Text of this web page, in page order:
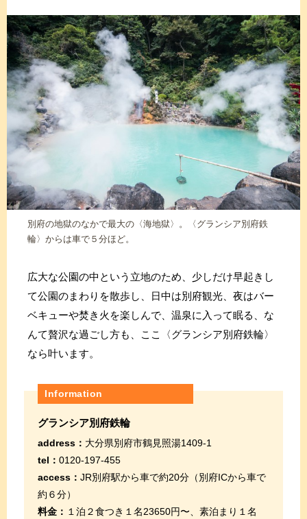
別府の地獄のなかで最大の〈海地獄〉。〈グランシア別府鉄
輪〉からは車で５分ほど。
広大な公園の中という立地のため、少しだけ早起きし
て公園のまわりを散歩し、日中は別府観光、夜はバー
ベキューや焚き火を楽しんで、温泉に入って眠る、な
んて贅沢な過ごし方も、ここ〈グランシア別府鉄輪〉
なら叶います。
Information
グランシア別府鉄輪
address： 大分県別府市鶴見照湯1409-1
tel： 0120-197-455
access： JR別府駅から車で約20分（別府ICから車で
約６分）
料金： １泊２食つき１名23650円〜、素泊まり１名